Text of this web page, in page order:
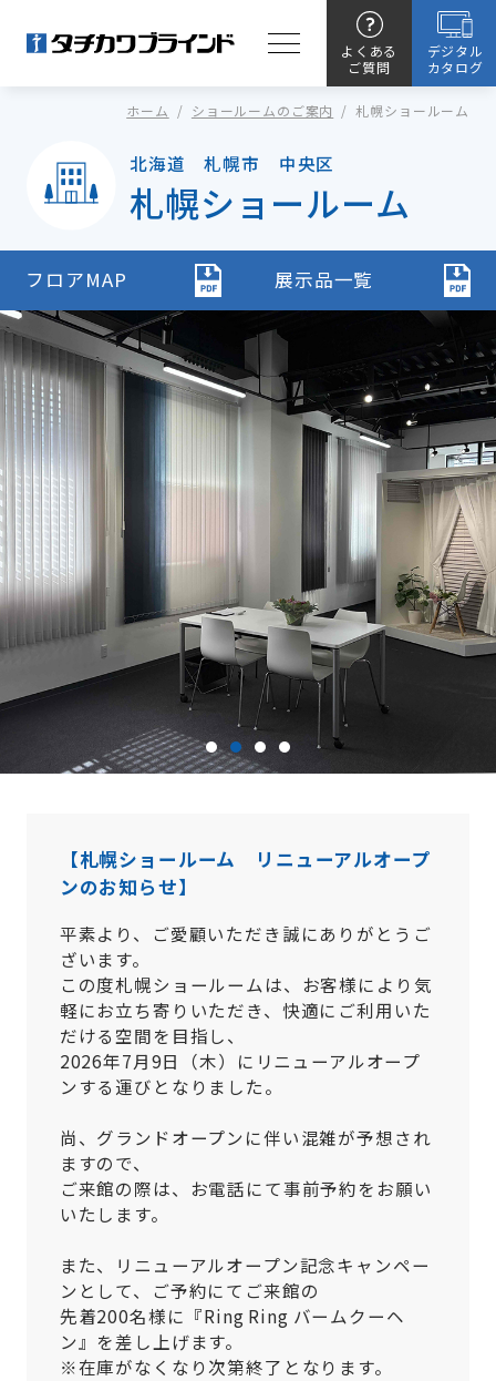
よくある
ご質問
デジタル
カタログ
ホーム / ショールームのご案内 / 札幌ショールーム
北海道 札幌市 中央区
札幌ショールーム
フロアMAP 展示品一覧
【札幌ショールーム リニューアルオープ
ンのお知らせ】
平素より、ご愛顧いただき誠にありがとうご
ざいます。
この度札幌ショールームは、お客様により気
軽にお立ち寄りいただき、快適にご利用いた
だける空間を目指し、
2026年7月9日（木）にリニューアルオープ
ンする運びとなりました。
尚、グランドオープンに伴い混雑が予想され
ますので、
ご来館の際は、お電話にて事前予約をお願い
いたします。
また、リニューアルオープン記念キャンペー
ンとして、ご予約にてご来館の
先着200名様に『Ring Ring バームクーヘ
ン』を差し上げます。
※在庫がなくなり次第終了となります。